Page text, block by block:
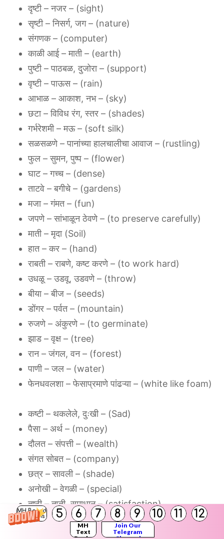
MH Board
Solutions
5 6 7 8 9 10 11 12
MH
Text
Join Our
Telegram
‌दृष्टी‌ ‌– ‌नजर‌ ‌– ‌(sight)‌
सृष्टी‌ ‌– ‌निसर्ग,‌ ‌जग‌ ‌– (nature)‌
संगणक‌ ‌– ‌(computer)‌ ‌
काळी‌ ‌आई‌ ‌– ‌माती‌ ‌– (earth)
पुष्टी‌ ‌– ‌पाठबळ,‌ ‌दुजोरा‌‌ ‌– ‌(support)
वृष्टी‌ ‌– ‌पाऊस‌ ‌– ‌(rain)‌ ‌
आभाळ‌ ‌– ‌आकाश,‌ ‌नभ‌ ‌– ‌(sky)‌ ‌
छटा‌ ‌– ‌विविध‌ ‌रंग,‌ ‌स्तर‌ ‌– ‌(shades)‌ ‌
गर्भरेशमी‌ ‌– ‌मऊ‌ ‌– ‌(soft‌ ‌silk)‌ ‌
सळसळणे‌ ‌– ‌पानांच्या‌ ‌हालचालीचा‌ ‌आवाज‌ ‌– (rustling)‌ ‌
फुल‌ ‌‌– ‌सुमन,‌ ‌पुष्प‌ ‌– ‌(flower)‌ ‌
घाट – ‌गच्च‌ ‌– ‌(dense)‌ ‌
ताटवे‌ ‌– ‌बगीचे‌ ‌– ‌(gardens)‌
‌मजा‌ ‌– ‌गंमत‌ ‌– (‌fun)‌ ‌
जपणे‌ – ‌सांभाळून‌ ‌ठेवणे‌ ‌– (to‌ ‌preserve‌ ‌carefully)‌ ‌
माती‌ ‌– मृदा (Soil)
हात‌ ‌– ‌कर‌ ‌– ‌(hand)‌ ‌
राबती‌ ‌– ‌राबणे,‌ ‌कष्ट‌ ‌करणे‌ ‌– ‌(to‌ ‌work‌ ‌hard)‌ ‌
उधळू‌ ‌– ‌उडवू,‌ ‌उडवणे‌ ‌– ‌(throw)‌ ‌
बीया‌ ‌– ‌बीज‌ ‌– (seeds)‌ ‌
डोंगर‌ ‌– ‌पर्वत‌ – (mountain)‌
‌रुजणे‌ ‌– ‌अंकुरणे‌ ‌– (to‌ ‌germinate)‌ ‌
झाड‌ ‌– ‌वृक्ष‌ ‌– (tree)‌ ‌
रान‌ ‌– ‌जंगल,‌ ‌वन‌ ‌– ‌(forest)‌
‌पाणी – ‌जल‌ ‌– (water)‌ ‌
फेनधवलशा‌ ‌– ‌फेसाप्रमाणे‌ ‌पांढऱ्या‌ ‌– ‌(white‌ ‌like‌ ‌foam)‌
कष्टी‌ ‌– ‌थकलेले,‌ ‌दुःखी‌ ‌– ‌(Sad)‌ ‌
पैसा‌ ‌– ‌अर्थ‌ ‌– ‌(money)‌ ‌
दौलत‌ ‌– ‌संपत्ती‌ ‌– (wealth)‌ ‌
संगत‌ ‌सोबत‌ ‌– ‌(company)‌ ‌
छत्र‌ ‌– ‌सावली‌ ‌– (shade)‌ ‌
अनोखी‌ ‌– ‌वेगळी‌ ‌– (special)‌ ‌
तृष्टी‌ ‌– ‌तृप्ती,‌ ‌समाधान‌ ‌– ‌(satisfaction)‌ ‌
मन‌ – ‌चित्त‌ ‌– (mind)‌